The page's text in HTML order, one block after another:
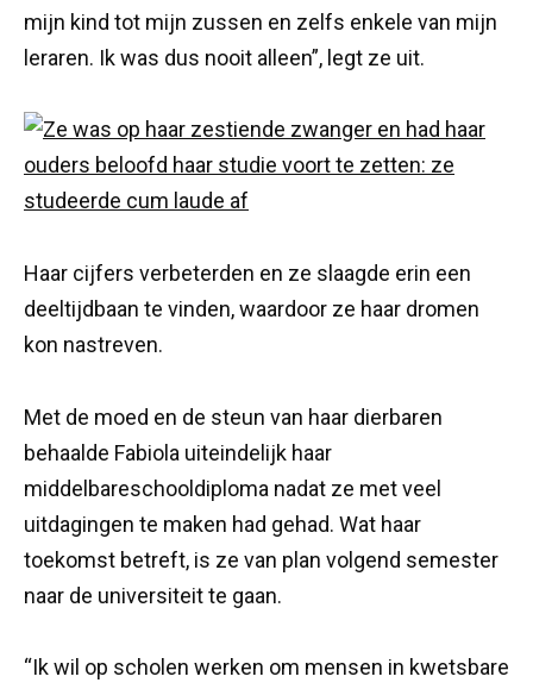
mijn kind tot mijn zussen en zelfs enkele van mijn
leraren. Ik was dus nooit alleen”, legt ze uit.
Haar cijfers verbeterden en ze slaagde erin een
deeltijdbaan te vinden, waardoor ze haar dromen
kon nastreven.
Met de moed en de steun van haar dierbaren
behaalde Fabiola uiteindelijk haar
middelbareschooldiploma nadat ze met veel
uitdagingen te maken had gehad. Wat haar
toekomst betreft, is ze van plan volgend semester
naar de universiteit te gaan.
“Ik wil op scholen werken om mensen in kwetsbare